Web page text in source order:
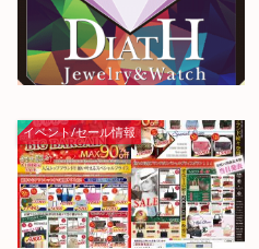
イベント/セール情報